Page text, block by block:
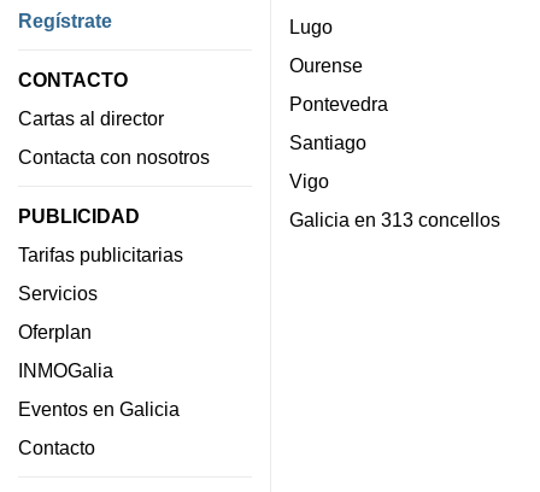
Regístrate
CONTACTO
Cartas al director
Contacta con nosotros
PUBLICIDAD
Tarifas publicitarias
Servicios
Oferplan
INMOGalia
Eventos en Galicia
Contacto
Lugo
Ourense
Pontevedra
Santiago
Vigo
Galicia en 313 concellos